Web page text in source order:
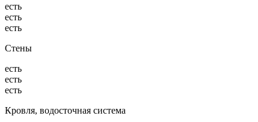
есть
есть
есть
Стены
есть
есть
есть
Кровля, водосточная система